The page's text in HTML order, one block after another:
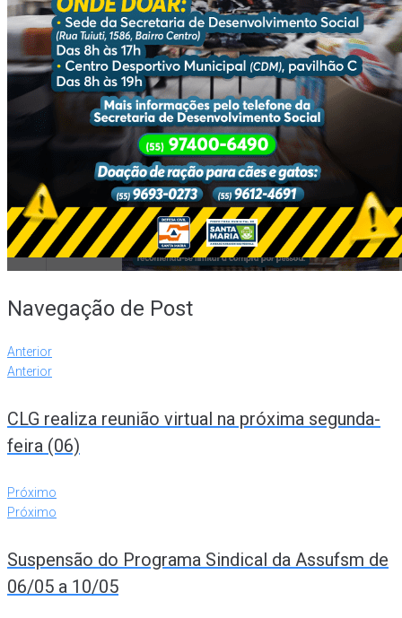
Navegação de Post
Anterior
Anterior
CLG realiza reunião virtual na próxima segunda-
feira (06)
Próximo
Próximo
Suspensão do Programa Sindical da Assufsm de
06/05 a 10/05